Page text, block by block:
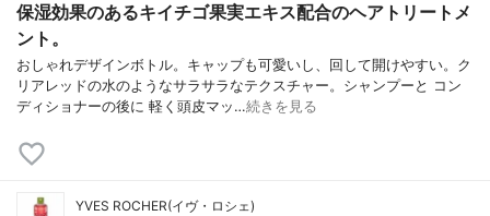
保湿効果のあるキイチゴ果実エキス配合のヘアトリートメ
ント。
おしゃれデザインボトル。キャップも可愛いし、回して開けやすい。ク
リアレッドの水のようなサラサラなテクスチャー。シャンプーと コン
ディショナーの後に 軽く頭皮マッ…続きを見る
YVES ROCHER(イヴ・ロシェ)